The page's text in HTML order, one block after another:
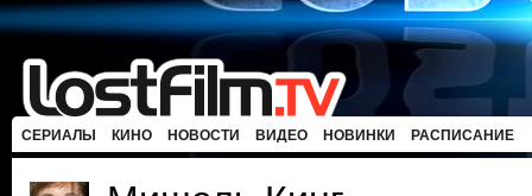
СЕРИАЛЫ КИНО НОВОСТИ ВИДЕО НОВИНКИ РАСПИСАНИЕ